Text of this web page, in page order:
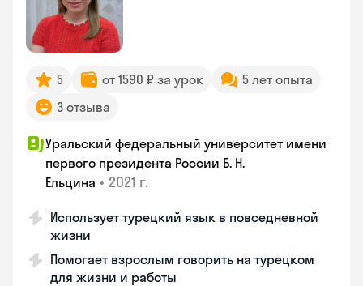
5 от 1590 ₽ за урок
5 лет опыта
3 отзыва
Уральский федеральный университет имени
первого президента России Б. Н.
Ельцина • 2021 г.
Использует турецкий язык в повседневной
жизни
Помогает взрослым говорить на турецком
для жизни и работы